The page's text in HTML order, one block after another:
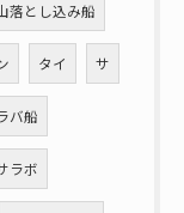
落とし込み船
タイ サ
バ船
ラボ